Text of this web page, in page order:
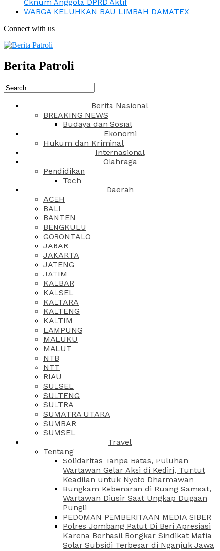
Oknum Anggota DPRD Aktif
WARGA KELUHKAN BAU LIMBAH DAMATEX
Connect with us
Berita Patroli
Berita Nasional
BREAKING NEWS
Budaya dan Sosial
Ekonomi
Hukum dan Kriminal
Internasional
Olahraga
Pendidikan
Tech
Daerah
ACEH
BALI
BANTEN
BENGKULU
GORONTALO
JABAR
JAKARTA
JATENG
JATIM
KALBAR
KALSEL
KALTARA
KALTENG
KALTIM
LAMPUNG
MALUKU
MALUT
NTB
NTT
RIAU
SULSEL
SULTENG
SULTRA
SUMATRA UTARA
SUMBAR
SUMSEL
Travel
Tentang
Solidaritas Tanpa Batas, Puluhan
Wartawan Gelar Aksi di Kediri, Tuntut
Keadilan untuk Nyoto Dharmawan
Bungkam Kebenaran di Ruang Samsat,
Wartawan Diusir Saat Ungkap Dugaan
Pungli
PEDOMAN PEMBERITAAN MEDIA SIBER
Polres Jombang Patut Di Beri Apresiasi
Karena Berhasil Bongkar Sindikat Mafia
Solar Subsidi Terbesar di Nganjuk Jawa